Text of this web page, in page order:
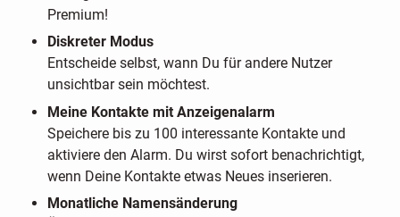
Premium!
Diskreter Modus
Entscheide selbst, wann Du für andere Nutzer
unsichtbar sein möchtest.
Meine Kontakte mit Anzeigenalarm
Speichere bis zu 100 interessante Kontakte und
aktiviere den Alarm. Du wirst sofort benachrichtigt,
wenn Deine Kontakte etwas Neues inserieren.
Monatliche Namensänderung